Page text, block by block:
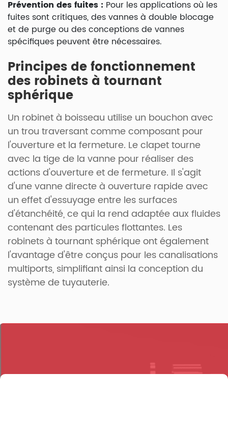
Prévention des fuites : Pour les applications où les
fuites sont critiques, des vannes à double blocage
et de purge ou des conceptions de vannes
spécifiques peuvent être nécessaires.
Principes de fonctionnement
des robinets à tournant
sphérique
Un robinet à boisseau utilise un bouchon avec
un trou traversant comme composant pour
l'ouverture et la fermeture. Le clapet tourne
avec la tige de la vanne pour réaliser des
actions d'ouverture et de fermeture. Il s'agit
d'une vanne directe à ouverture rapide avec
un effet d'essuyage entre les surfaces
d'étanchéité, ce qui la rend adaptée aux fluides
contenant des particules flottantes. Les
robinets à tournant sphérique ont également
l'avantage d'être conçus pour les canalisations
multiports, simplifiant ainsi la conception du
système de tuyauterie.